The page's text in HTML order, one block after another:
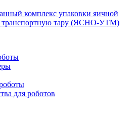
комплекс упаковки яичной
транспортную тару (ЯСНО-УТМ)
для роботов